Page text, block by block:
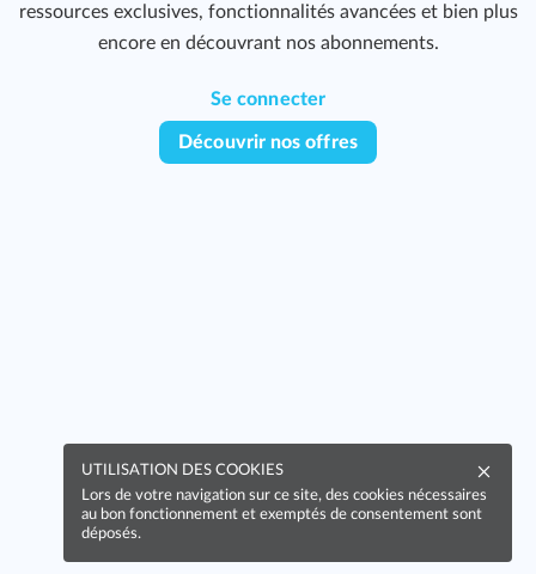
ressources exclusives, fonctionnalités avancées et bien plus
encore en découvrant nos abonnements.
Se connecter
Découvrir nos offres
UTILISATION DES COOKIES
Lors de votre navigation sur ce site, des cookies nécessaires
au bon fonctionnement et exemptés de consentement sont
déposés.